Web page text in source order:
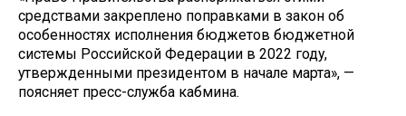
средствами закреплено поправками в закон об
особенностях исполнения бюджетов бюджетной
системы Российской Федерации в 2022 году,
утвержденными президентом в начале марта», —
поясняет пресс-служба кабмина.